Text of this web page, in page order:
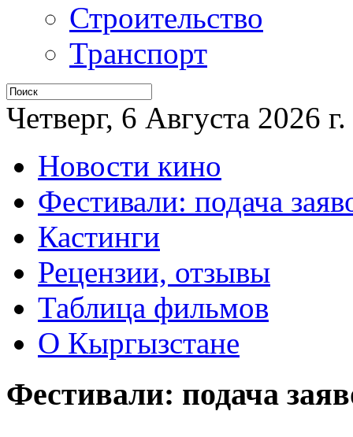
Строительство
Транспорт
Четверг, 6 Августа 2026 г.
Новости кино
Фестивали: подача
Кастинги
Рецензии, отзывы
Таблица фильмов
О Кыргызстане
Фестивали: подача